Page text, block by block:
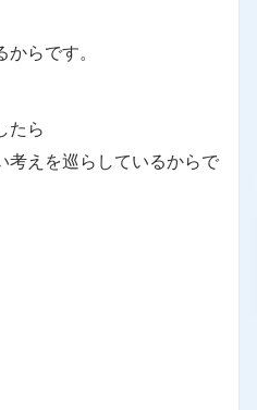
らです。
たら
考えを巡らしているからで